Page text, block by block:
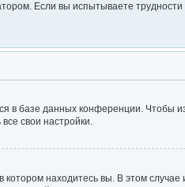
Если вы испытываете
в базе данных конференции. Чтобы
свои настройки.
находитесь вы. В этом